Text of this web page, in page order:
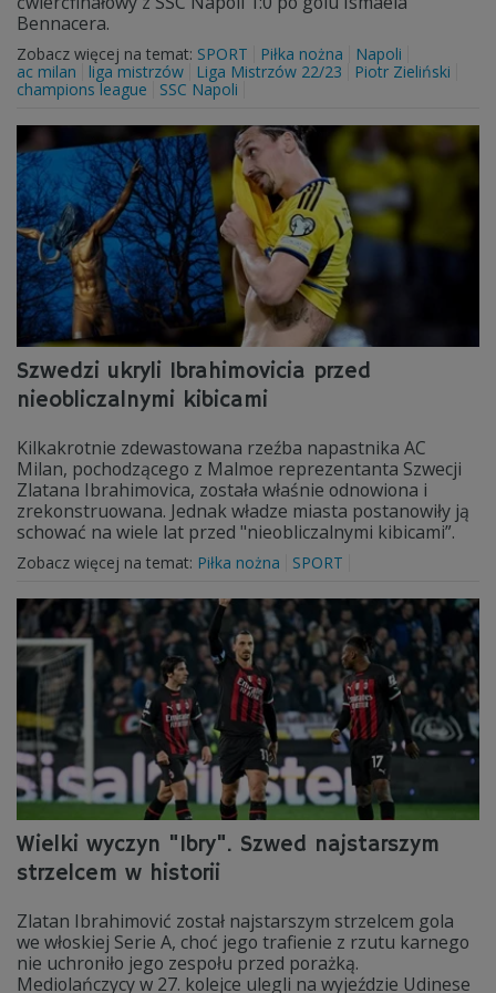
Bennacera.
Zobacz więcej na temat: SPORT Piłka nożna
Napoli
ac milan
liga mistrzów Liga Mistrzów 22/23
Piotr Zieliński
champions league
SSC Napoli
Szwedzi ukryli Ibrahimovicia przed
nieobliczalnymi kibicami
Kilkakrotnie zdewastowana rzeźba napastnika AC
Milan, pochodzącego z Malmoe reprezentanta Szwecji
Zlatana Ibrahimovica, została właśnie odnowiona i
zrekonstruowana. Jednak władze miasta postanowiły ją
schować na wiele lat przed "nieobliczalnymi kibicami”.
Zobacz więcej na temat: Piłka nożna SPORT
Wielki wyczyn "Ibry". Szwed najstarszym
strzelcem w historii
Zlatan Ibrahimović został najstarszym strzelcem gola
we włoskiej Serie A, choć jego trafienie z rzutu karnego
nie uchroniło jego zespołu przed porażką.
Mediolańczycy w 27. kolejce ulegli na wyjeździe Udinese